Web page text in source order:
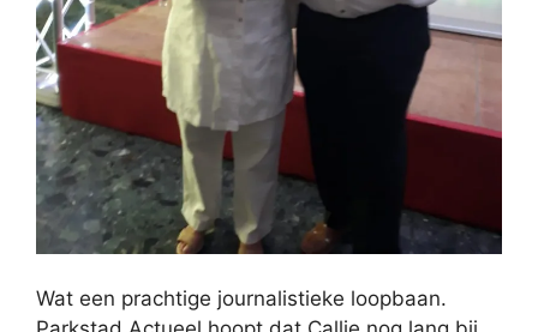
Wat een prachtige journalistieke loopbaan.